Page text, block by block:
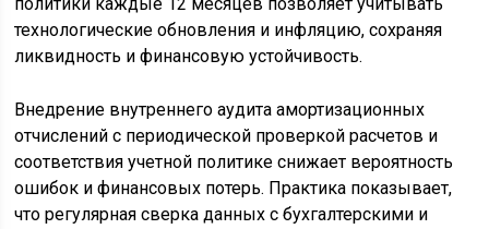
технологические обновления и инфляцию, сохраняя
ликвидность и финансовую устойчивость.
Внедрение внутреннего аудита амортизационных
отчислений с периодической проверкой расчетов и
соответствия учетной политике снижает вероятность
ошибок и финансовых потерь. Практика показывает,
что регулярная сверка данных с бухгалтерскими и